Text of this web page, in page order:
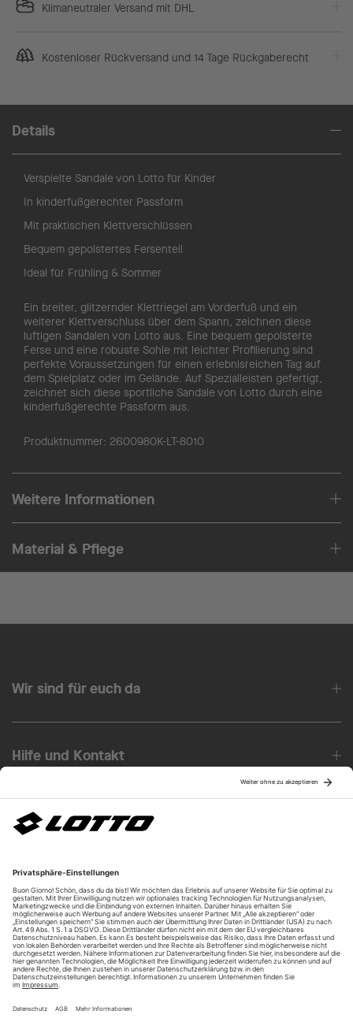
Klimaneutraler Versand mit DHL
Kostenloser Rückversand und 14 Tage Rückgaberecht
Details
Verspielte Sandale von Lotto für Kinder
In kinderfußgerechter Passform
Mit praktischen Klettverschlüssen
Bequem gepolstertes Fersenteil
Ideal für Frühling & Sommer
Ein breiter, glitzernder Klettriegel am Vorderfuß und ein
weiterer Klettverschluss über dem Spann, zeichnen diese
luftigen Sandalen von Lotto aus. Eine bequem gepolsterte
Ferse und eine robuste Sohle mit leichter Profilierung sind
perfekte Voraussetzungen für einen erlebnisreichen Tag auf
dem Spielplatz oder im Gelände. Auf Spezialleisten gefertigt,
zeichnet sich diese sportliche Sandale von Lotto durch eine
kinderfußgerechte Passform aus.
Produktnummer: 2600980K-LT-8010
Weitere Informationen
Material & Pflege
Wir sind für euch da
Hilfe und Kontakt
Über uns
Unsere Vorteile
Unsere Partner